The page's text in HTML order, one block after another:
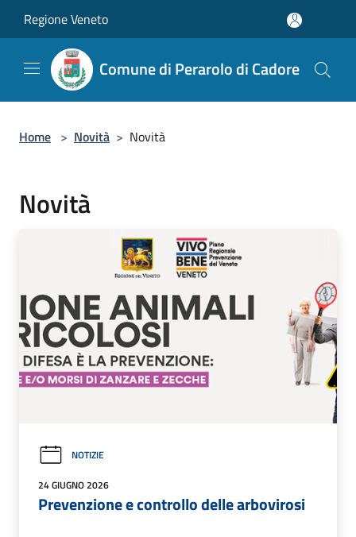
Regione Veneto
Comune di Perarolo di Cadore
Home > Novità > Novità
Novità
NOTIZIE
24 GIUGNO 2026
Prevenzione e controllo delle arbovirosi